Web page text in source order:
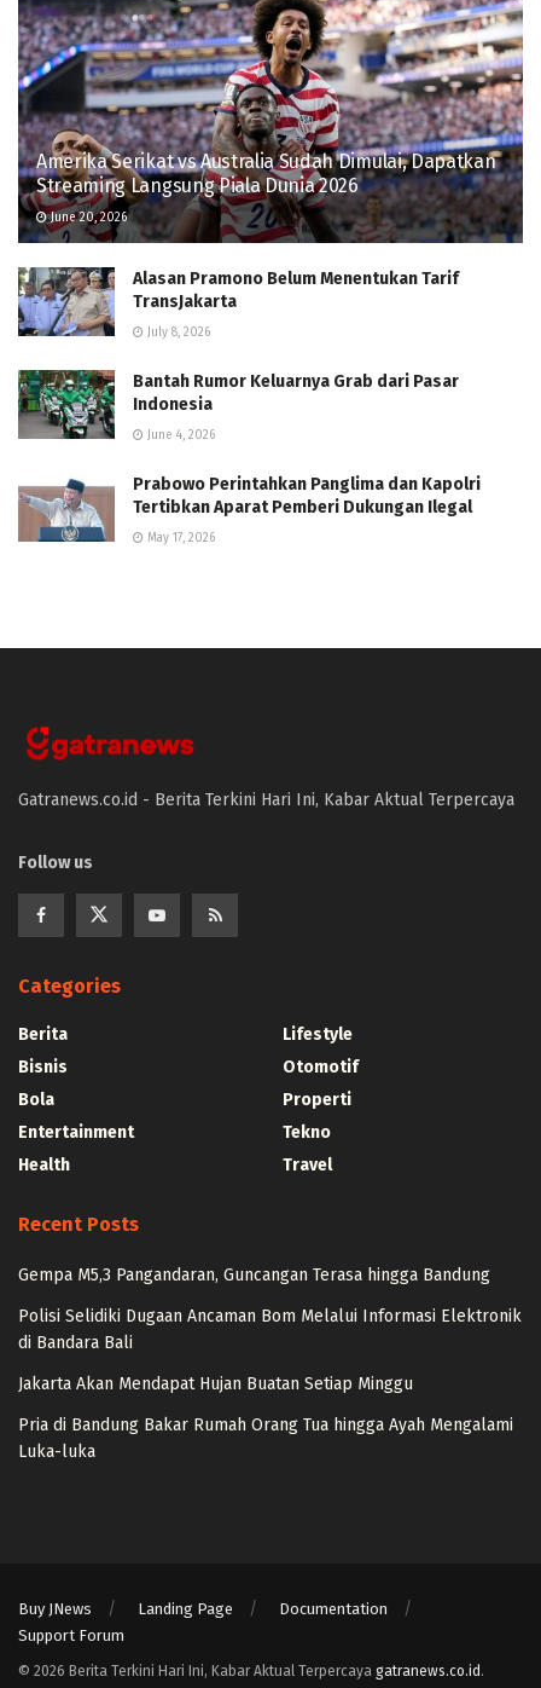
Amerika Serikat vs Australia Sudah Dimulai, Dapatkan
Streaming Langsung Piala Dunia 2026
June 20, 2026
Alasan Pramono Belum Menentukan Tarif
TransJakarta
July 8, 2026
Bantah Rumor Keluarnya Grab dari Pasar
Indonesia
June 4, 2026
Prabowo Perintahkan Panglima dan Kapolri
Tertibkan Aparat Pemberi Dukungan Ilegal
May 17, 2026
Gatranews.co.id - Berita Terkini Hari Ini, Kabar Aktual Terpercaya
Follow us
Categories
Berita
Bisnis
Bola
Entertainment
Health
Lifestyle
Otomotif
Properti
Tekno
Travel
Recent Posts
Gempa M5,3 Pangandaran, Guncangan Terasa hingga Bandung
Polisi Selidiki Dugaan Ancaman Bom Melalui Informasi Elektronik
di Bandara Bali
Jakarta Akan Mendapat Hujan Buatan Setiap Minggu
Pria di Bandung Bakar Rumah Orang Tua hingga Ayah Mengalami
Luka-luka
Buy JNews Landing Page
Documentation
Support Forum
© 2026 Berita Terkini Hari Ini, Kabar Aktual Terpercaya gatranews.co.id .